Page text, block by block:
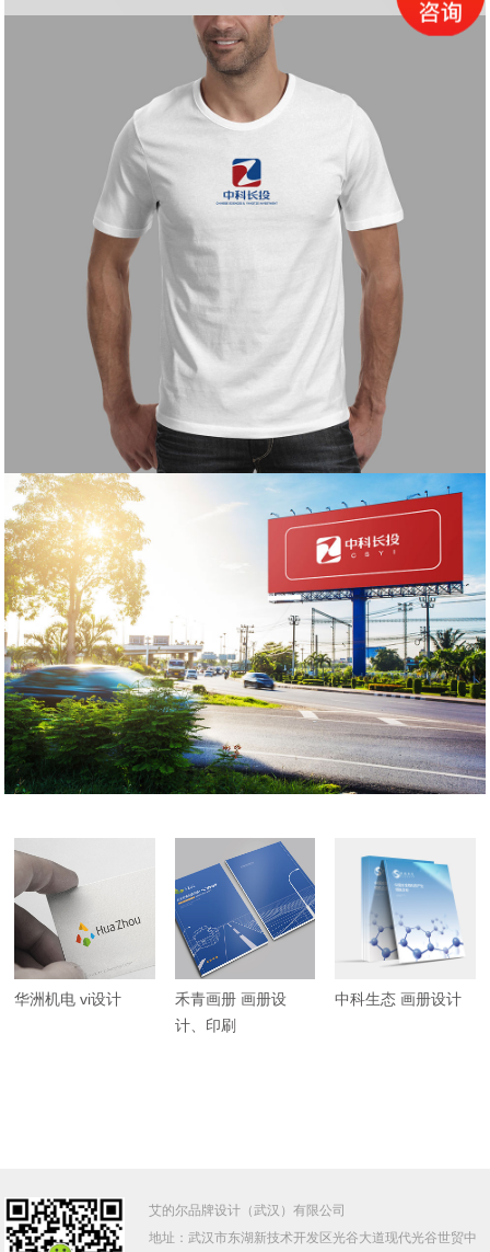
华洲机电 vi设计
禾青画册 画册设
计、印刷
中科生态 画册设计
艾的尔品牌设计（武汉）有限公司
地址：武汉市东湖新技术开发区光谷大道现代光谷世贸中